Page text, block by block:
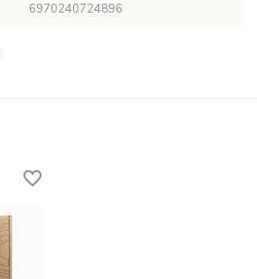
6970240724896